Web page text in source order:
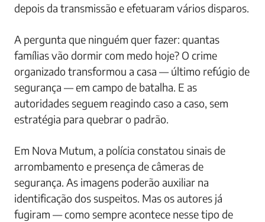
depois da transmissão e efetuaram vários disparos.
A pergunta que ninguém quer fazer: quantas
famílias vão dormir com medo hoje? O crime
organizado transformou a casa — último refúgio de
segurança — em campo de batalha. E as
autoridades seguem reagindo caso a caso, sem
estratégia para quebrar o padrão.
Em Nova Mutum, a polícia constatou sinais de
arrombamento e presença de câmeras de
segurança. As imagens poderão auxiliar na
identificação dos suspeitos. Mas os autores já
fugiram — como sempre acontece nesse tipo de